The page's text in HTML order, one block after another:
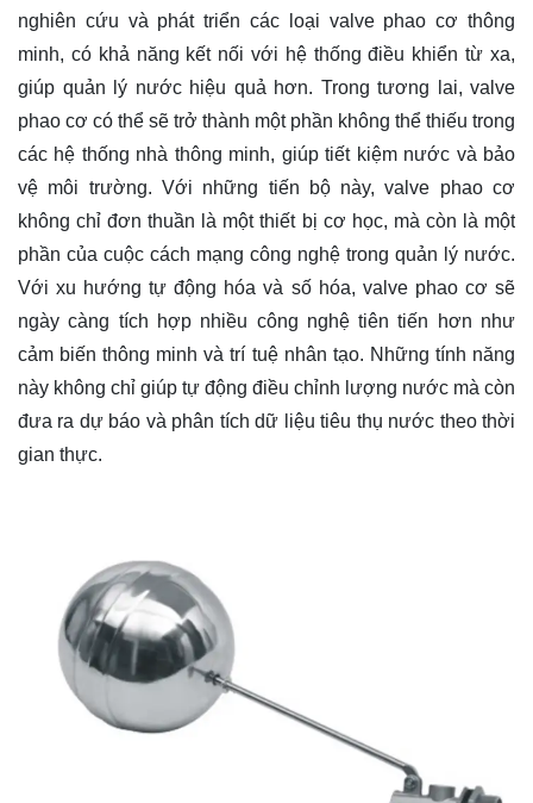
nghiên cứu và phát triển các loại valve phao cơ thông
minh, có khả năng kết nối với hệ thống điều khiển từ xa,
giúp quản lý nước hiệu quả hơn. Trong tương lai, valve
phao cơ có thể sẽ trở thành một phần không thể thiếu trong
các hệ thống nhà thông minh, giúp tiết kiệm nước và bảo
vệ môi trường. Với những tiến bộ này, valve phao cơ
không chỉ đơn thuần là một thiết bị cơ học, mà còn là một
phần của cuộc cách mạng công nghệ trong quản lý nước.
Với xu hướng tự động hóa và số hóa, valve phao cơ sẽ
ngày càng tích hợp nhiều công nghệ tiên tiến hơn như
cảm biến thông minh và trí tuệ nhân tạo. Những tính năng
này không chỉ giúp tự động điều chỉnh lượng nước mà còn
đưa ra dự báo và phân tích dữ liệu tiêu thụ nước theo thời
gian thực.